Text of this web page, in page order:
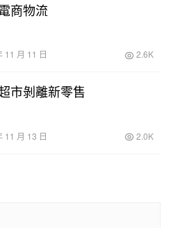
商物流
11 月 11 日 2.6K
市剝離新零售
11 月 13 日 2.0K